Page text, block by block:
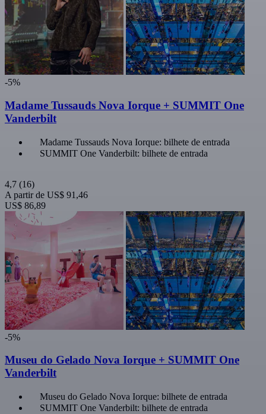
-5%
Madame Tussauds Nova Iorque + SUMMIT One
Vanderbilt
Madame Tussauds Nova Iorque: bilhete de entrada
SUMMIT One Vanderbilt: bilhete de entrada
4,7 (16)
A partir de US$ 91,46
US$ 86,89
-5%
Museu do Gelado Nova Iorque + SUMMIT One
Vanderbilt
Museu do Gelado Nova Iorque: bilhete de entrada
SUMMIT One Vanderbilt: bilhete de entrada